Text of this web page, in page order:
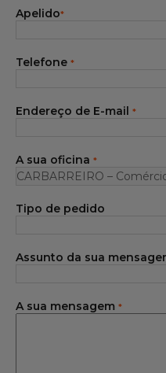
A marca
Serviços
Serviço cliente
Todas as oficinas
Integrar a rede
Apelido*
Telefone *
Endereço de E-mail *
A sua oficina *
Tipo de pedido
Assunto da sua
A sua mensagem *